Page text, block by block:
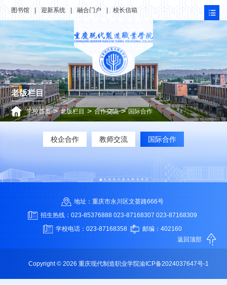
图书馆 迎新系统 融合门户 校长信箱
老版栏目
学校首页 > 老版栏目 > 合作交流 > 国际合作
校企合作 教师交流 国际合作
地址：重庆市永川区文荟路666号
招生热线：023-85376888 023-87168307 023-87168309
学校电话：023-87168358
邮编：402160
Copyright © 2026 重庆现代制造职业学院渝ICP备2024037647号-1
返回顶部